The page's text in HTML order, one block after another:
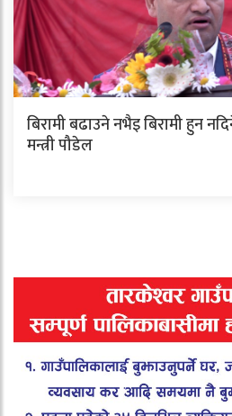
बिरामी बढाउने नभैइ बिरामी हुन
मन्त्री पौडेल